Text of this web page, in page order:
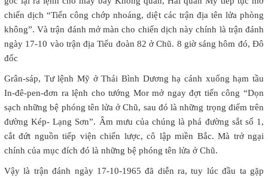
chiến dịch “Tiến công chớp nhoáng, diệt các trận địa tên lửa phòng
không”. Và trận đánh mở màn cho chiến dịch này chính là trận đánh
ngày 17-10 vào trận địa Tiểu đoàn 82 ở Chũ. 8 giờ sáng hôm đó, Đô
đốc
Grân-sáp, Tư lệnh Mỹ ở Thái Bình Dương hạ cánh xuống hạm tầu
In-đê-pen-đơn ra lệnh cho tướng Mor mở ngay đợt tiến công “Dọn
sạch những bệ phóng tên lửa ở Chũ, sau đó là những trọng điểm trên
đường Kép- Lạng Sơn”. Âm mưu của chúng là phá đường sắt số 1,
cắt đứt nguồn tiếp viện chiến lược, cô lập miền Bắc. Mà trở ngại
chính của mục đích đó là những bệ phóng tên lửa ở Chũ.
Vậy là trận đánh ngày 17-10-1965 đã diễn ra, tuy lúc đầu ta gặp